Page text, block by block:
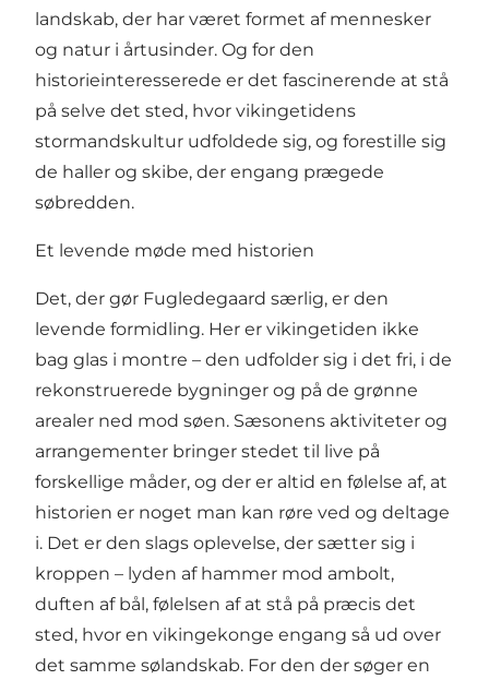
landskab, der har været formet af mennesker
og natur i årtusinder. Og for den
historieinteresserede er det fascinerende at stå
på selve det sted, hvor vikingetidens
stormandskultur udfoldede sig, og forestille sig
de haller og skibe, der engang prægede
søbredden.
Et levende møde med historien
Det, der gør Fugledegaard særlig, er den
levende formidling. Her er vikingetiden ikke
bag glas i montre – den udfolder sig i det fri, i de
rekonstruerede bygninger og på de grønne
arealer ned mod søen. Sæsonens aktiviteter og
arrangementer bringer stedet til live på
forskellige måder, og der er altid en følelse af, at
historien er noget man kan røre ved og deltage
i. Det er den slags oplevelse, der sætter sig i
kroppen – lyden af hammer mod ambolt,
duften af bål, følelsen af at stå på præcis det
sted, hvor en vikingekonge engang så ud over
det samme sølandskab. For den der søger en